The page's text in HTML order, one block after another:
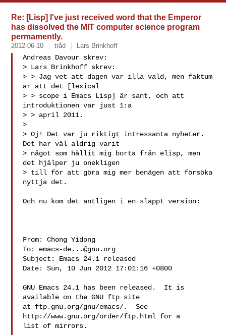
Re: [Lisp] I've just received word that the Emperor
has dissolved the MIT computer science program
permamently.
2012-06-10 tråd Lars Brinkhoff
Andreas Davour skrev:
> Lars Brinkhoff skrev:
> > Jag vet att dagen var illa vald, men faktum
är att det [lexical
> > scope i Emacs Lisp] är sant, och att
introduktionen var just 1:a
> > april 2011.
>
> Oj! Det var ju riktigt intressanta nyheter.
Det har väl aldrig varit
> något som hållit mig borta från elisp, men
det hjälper ju onekligen
> till för att göra mig mer benägen att försöka
nyttja det.
Och nu kom det äntligen i en släppt version:
From: Chong Yidong
To: emacs-de...@gnu.org
Subject: Emacs 24.1 released
Date: Sun, 10 Jun 2012 17:01:16 +0800
GNU Emacs 24.1 has been released.  It is
available on the GNU ftp site
at ftp.gnu.org/gnu/emacs/.  See
http://www.gnu.org/order/ftp.html for a
list of mirrors.